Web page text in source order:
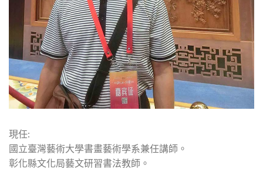
現任:
國立臺灣藝術大學書畫藝術學系兼任講師。
彰化縣文化局藝文研習書法教師。